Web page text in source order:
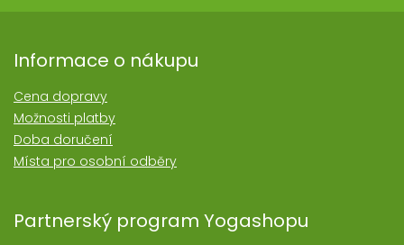
Informace o nákupu
Cena dopravy
Možnosti platby
Doba doručení
Místa pro osobní odběry
Partnerský program Yogashopu